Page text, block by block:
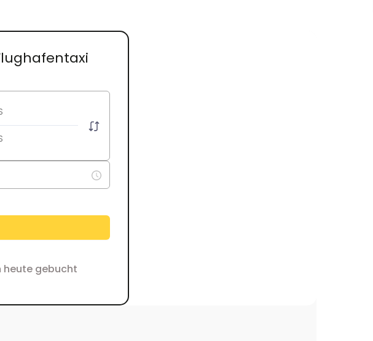
heute gebucht